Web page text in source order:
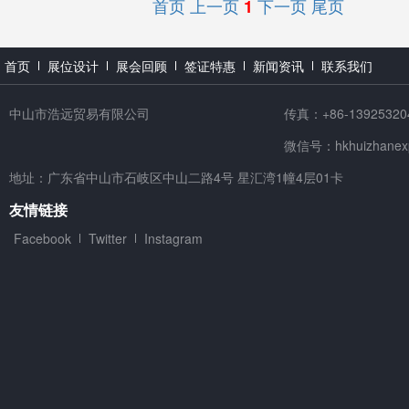
首页 上一页 1 下一页 尾页
首页 展位设计 展会回顾 签证特惠 新闻资讯 联系我们
中山市浩远贸易有限公司
传真：+86-
微信号：
地址：广东省中山市石岐区中山二路4号 星汇湾1幢4层01卡
友情链接
Facebook Twitter Instagram